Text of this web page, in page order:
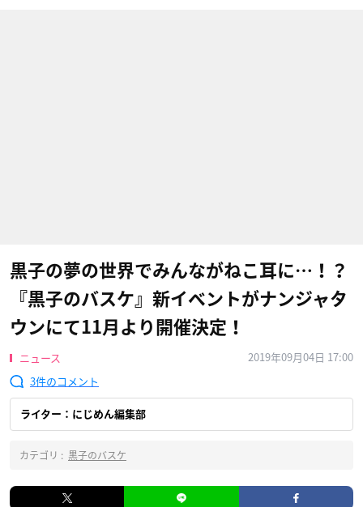
黒子の夢の世界でみんながねこ耳に…！？
『黒子のバスケ』新イベントがナンジャタ
ウンにて11月より開催決定！
ニュース
2019年09月04日 17:00
3
ライター：にじめん編集部
カテゴリ : 黒子のバスケ